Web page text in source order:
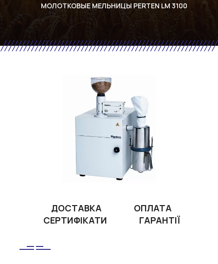
МОЛОТКОВЫЕ МЕЛЬНИЦЫ PERTEN LM 3100
ДОСТАВКА
ОПЛАТА
СЕРТИФІКАТИ
ГАРАНТІЇ